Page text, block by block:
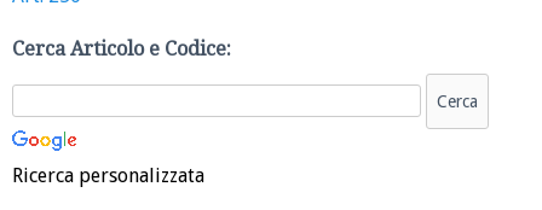
Cerca Articolo e Codice:
Ricerca personalizzata